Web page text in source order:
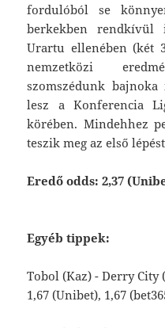
fordulóból se
berkekben rendkívül
Urartu ellenében (két
nemzetközi
szomszédunk
lesz a Konferencia
körében. Mindehhez
teszik meg az első
Eredő odds: 2,37
Egyéb tippek:
Tobol (Kaz) - Derry City
1,67 (Unibet), 1,67